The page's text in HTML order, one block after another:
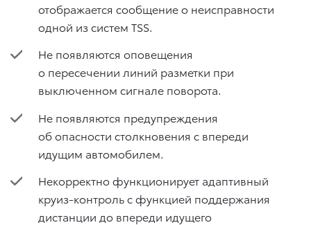
отображается сообщение о неисправности
одной из систем TSS.
Не появляются оповещения
о пересечении линий разметки при
выключенном сигнале поворота.
Не появляются предупреждения
об опасности столкновения с впереди
идущим автомобилем.
Некорректно функционирует адаптивный
круиз-контроль с функцией поддержания
дистанции до впереди идущего